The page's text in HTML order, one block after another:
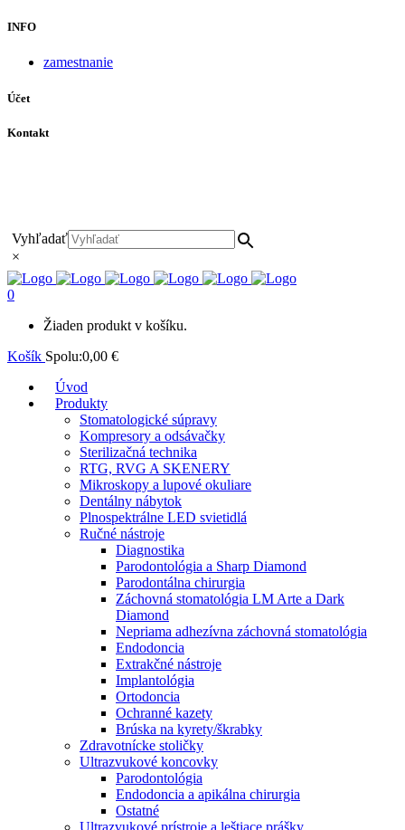
INFO
zamestnanie
Účet
Kontakt
Vyhľadať
×
0
Žiaden produkt v košíku.
Košík Spolu:0,00 €
Úvod
Produkty
Stomatologické súpravy
Kompresory a odsávačky
Sterilizačná technika
RTG, RVG A SKENERY
Mikroskopy a lupové okuliare
Dentálny nábytok
Plnospektrálne LED svietidlá
Ručné nástroje
Diagnostika
Parodontológia a Sharp Diamond
Parodontálna chirurgia
Záchovná stomatológia LM Arte a Dark
Diamond
Nepriama adhezívna záchovná stomatológia
Endodoncia
Extrakčné nástroje
Implantológia
Ortodoncia
Ochranné kazety
Brúska na kyrety/škrabky
Zdravotnícke stoličky
Ultrazvukové koncovky
Parodontológia
Endodoncia a apikálna chirurgia
Ostatné
Ultrazvukové prístroje a leštiace prášky